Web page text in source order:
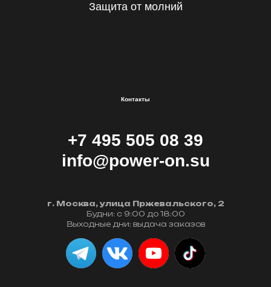
Защита от молний
Контакты
+7 495 505 08 39
info@power-on.su
г. Москва, улица Пржевальского, 2
Будни: с 9:00 до 18:00
Выходные дни: выдача заказов